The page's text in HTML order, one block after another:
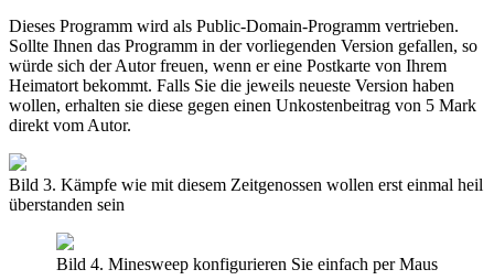
Dieses Programm wird als Public-Domain-Programm vertrieben.
Sollte Ihnen das Programm in der vorliegenden Version gefallen, so
würde sich der Autor freuen, wenn er eine Postkarte von Ihrem
Heimatort bekommt. Falls Sie die jeweils neueste Version haben
wollen, erhalten sie diese gegen einen Unkostenbeitrag von 5 Mark
direkt vom Autor.
Bild 3. Kämpfe wie mit diesem Zeitgenossen wollen erst einmal heil
überstanden sein
Bild 4. Minesweep konfigurieren Sie einfach per Maus